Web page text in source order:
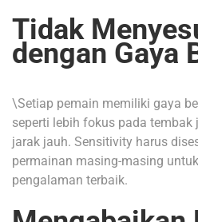
Tidak
dengan Gaya
\Setiap pemain memiliki gaya
seperti lebih fokus pada
jarak jauh. Sensitivity harus
permainan masing-masing
pengalaman terbaik.